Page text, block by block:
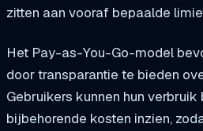
zitten aan vooraf bepaalde
Het Pay-as-You-Go-model
door transparantie te bieden
Gebruikers kunnen hun
bijbehorende kosten inzien,